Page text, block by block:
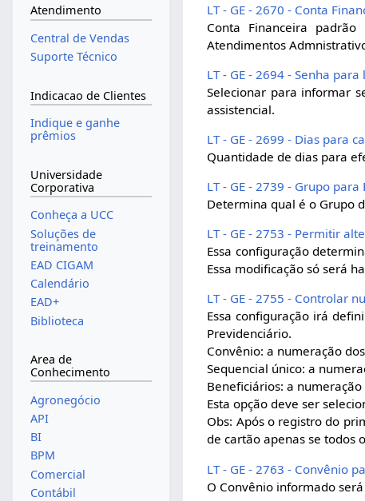
LT - GE - 2670 - Conta
Conta Financeira
Atendimentos
LT - GE - 2694 - Senha
Selecionar para informar
assistencial.
LT - GE - 2699 - Dias para
Quantidade de dias para
LT - GE - 2739 - Grupo
Determina qual é o Grupo
LT - GE - 2753 - Permitir
Essa configuração
Essa modificação só será
LT - GE - 2755 - Controlar
Essa configuração irá
Previdenciário.
Convênio: a numeração
Sequencial único: a
Beneficiários: a
Esta opção deve ser
Obs: Após o registro do
de cartão apenas se todos
LT - GE - 2763 - Convênio
O Convênio informado
Atendimento
Central de Vendas
Suporte Técnico
Indicacao de Clientes
Indique e ganhe
prêmios
Universidade
Corporativa
Conheça a UCC
Soluções de
treinamento
EAD CIGAM
Calendário
EAD+
Biblioteca
Area de
Conhecimento
Agronegócio
API
BI
BPM
Comercial
Contábil